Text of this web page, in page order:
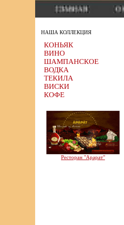
НАША КОЛЛЕКЦИЯ
КОНЬЯК
ВИНО
ШАМПАНСКОЕ
ВОДКА
ТЕКИЛА
ВИСКИ
КОФЕ
Ресторан "Арарат"